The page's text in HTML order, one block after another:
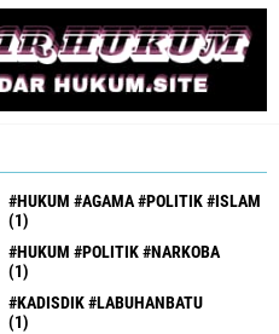
#HUKUM #AGAMA #POLITIK #ISLAM
(1)
#HUKUM #POLITIK #NARKOBA
(1)
#KADISDIK #LABUHANBATU
(1)